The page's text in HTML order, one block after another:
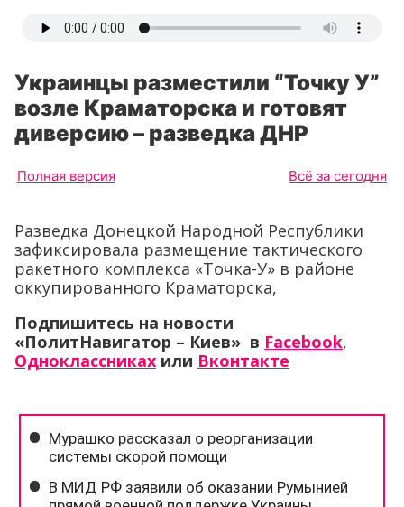
Украинцы разместили “Точку У”
возле Краматорска и готовят
диверсию – разведка ДНР
Полная версия Всё за сегодня
Разведка Донецкой Народной Республики
зафиксировала размещение тактического
ракетного комплекса «Точка-У» в районе
оккупированного Краматорска,
Подпишитесь на новости
«ПолитНавигатор – Киев» в Facebook,
Одноклассниках или Вконтакте